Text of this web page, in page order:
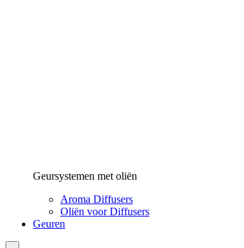
Geursystemen met oliën
Aroma Diffusers
Oliën voor Diffusers
Geuren